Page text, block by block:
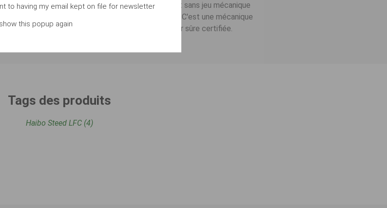
et du spinning léger. Si vous cherchez un moulinet sans jeu mécanique
absolue, le Haibo STEED est fait pro vous. C'est une mécanique
la traction de gros leurres ou du courant. Une valeur sûre certifiée.
Tags des produits
Haibo Steed LFC (4)
to having my email kept on file for newsletter
this popup again